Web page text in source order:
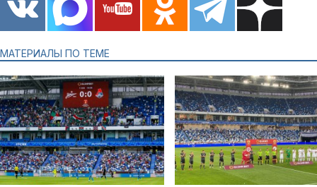
МАТЕРИАЛЫ ПО ТЕМЕ